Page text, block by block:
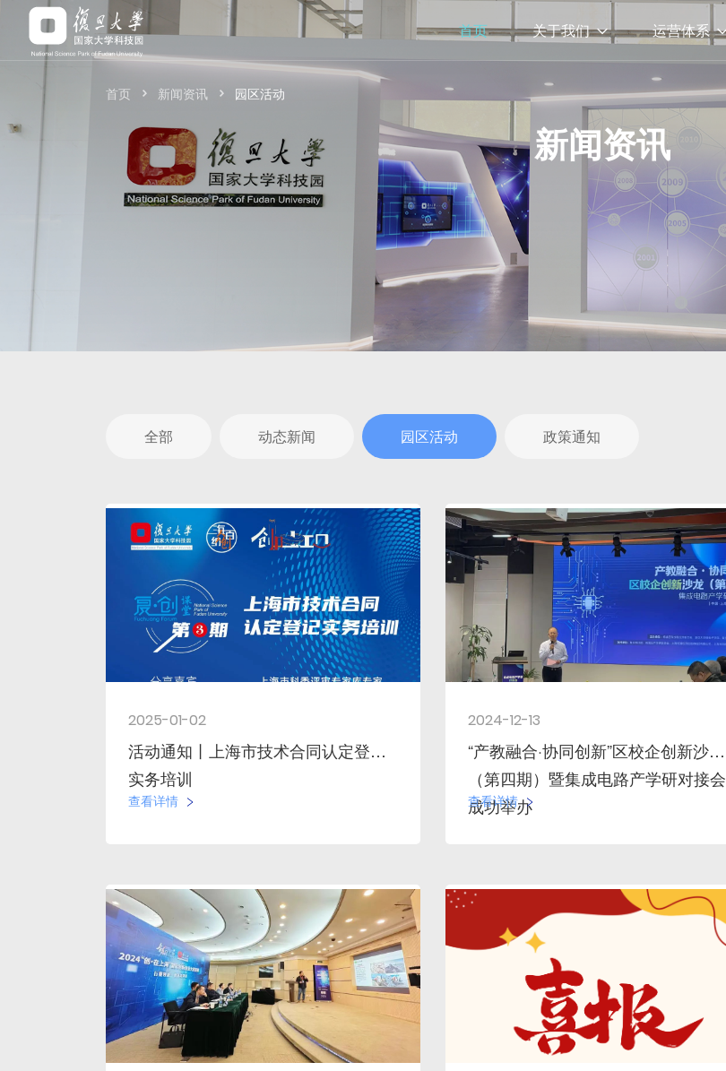
首页 关于我们 运营体系
新闻资讯
首页 新闻资讯 园区活动
全部 动态新闻 园区活动 政策通知
2025-01-02
活动通知丨上海市技术合同认定登记
实务培训
查看详情
2024-12-13
“产教融合·协同创新”区校企创新沙龙
（第四期）暨集成电路产学研对接会
成功举办
查看详情